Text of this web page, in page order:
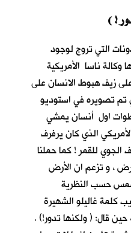
التي تروج لوجود
وكالة ناسا الأمريكية
زيف هبوط الانسان على
تم تصويره في استوديو
اول أنسان يمشي
الذي كان يرفرف
للقمر ! كما حملنا
، و تزعم ان الأرض
حسب النظرية
كلمة غاليلو الشهيرة
قال: ( ولكنها تدور!) .